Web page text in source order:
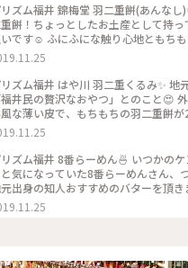
ズム福井 錦梅堂 羽二重餅(あんなし
重餅！ちょっとしたお土産として持
いです☺️ ふにふにな触り心地ともち
気がついたら2つ目、3つ目と食べ
💕 #福井 #福井駅 #プリズム福井 #
#お菓子 #和菓子 #ことりっぷ福井
ズム福井 はや川 羽二重くるみ✨ 地
福井民の贅沢なおやつ」とのこと😍
な薄い皮で、もちもちの羽二重餅
す！ 口いっぱいに羽二重餅のもち
広がってとても美味しかったです
ム福井 #お土産 #手みやげ #羽二重
ミ #ことりっぷ福井
ズム福井 8番らーめん🍜 いつかの
と気になっていた8番らーめんさん、
出身の知人おすすめのバターを頂き
ーシューが入っていないとのこと
えません🙄塩味スープだけでもも
ロリ😂野菜たっぷりで罪悪感もない